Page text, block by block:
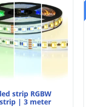
strip RGBW
| 3 meter